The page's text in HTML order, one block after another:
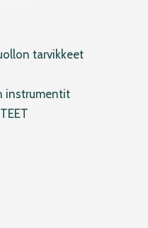
tarvikkeet
instrumentit